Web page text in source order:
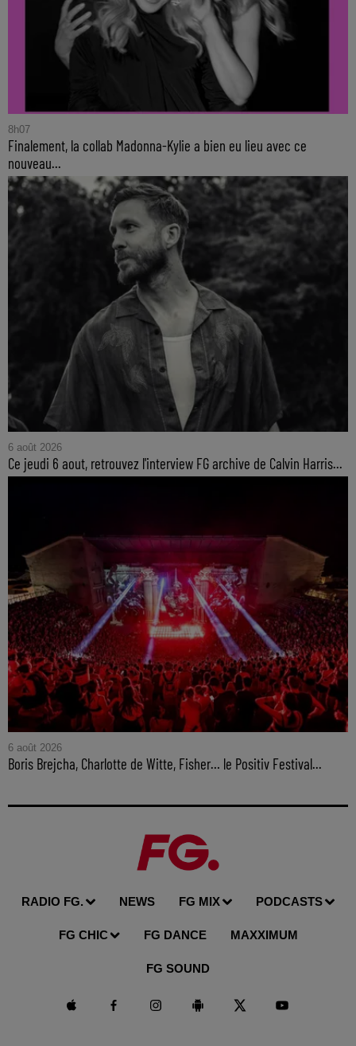
8h07
Finalement, la collab Madonna-Kylie a bien eu lieu avec ce
nouveau...
6 août 2026
Ce jeudi 6 aout, retrouvez l'interview FG archive de Calvin Harris...
6 août 2026
Boris Brejcha, Charlotte de Witte, Fisher… le Positiv Festival...
RADIO FG. NEWS FG MIX PODCASTS
FG CHIC FG DANCE MAXXIMUM
FG SOUND